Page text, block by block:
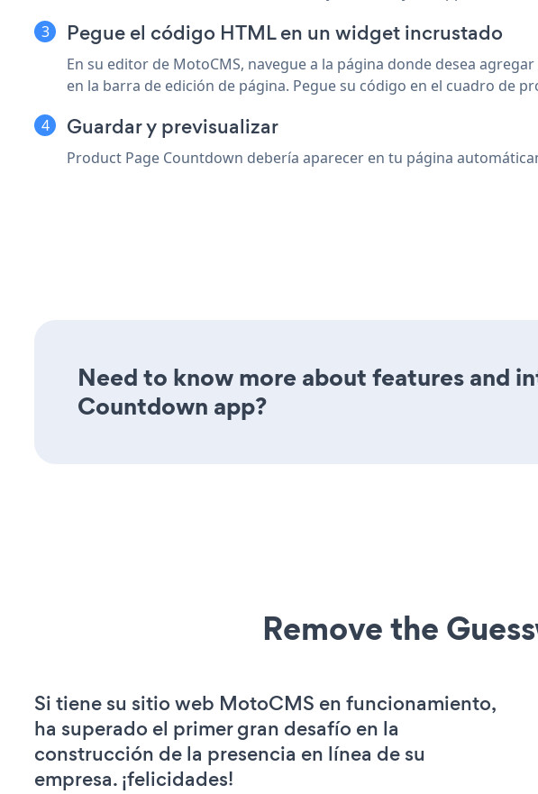
Pegue el código HTML en un widget incrustado
En su editor de MotoCMS, navegue a la página donde desea
en la barra de edición de página. Pegue su código en el cuadro de
Guardar y previsualizar
Product Page Countdown debería aparecer en tu página
Need to know more about features and
Countdown app?
Remove the
Si tiene su sitio web MotoCMS en funcionamiento,
ha superado el primer gran desafío en la
construcción de la presencia en línea de su
empresa. ¡felicidades!